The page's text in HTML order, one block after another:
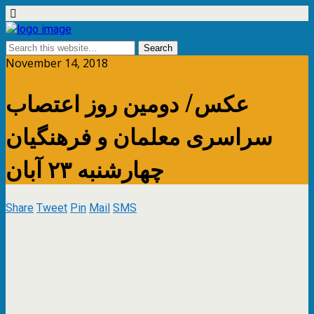
November 14, 2018
عکس/ دومین روز اعتصاب
سراسری معلمان و فرهنگیان
چهارشنبه ۲۳ آبان
ShareTweetPinMailSMS